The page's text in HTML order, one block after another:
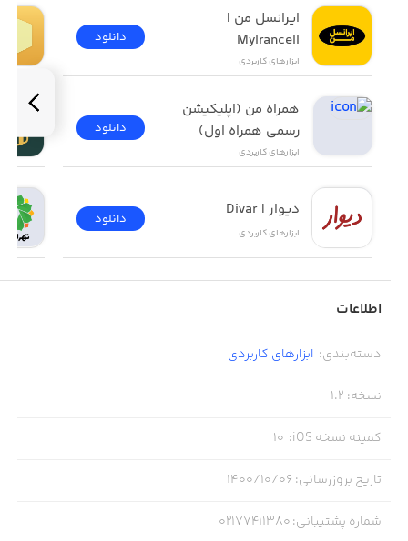
MyIrancell
ابزار‌های کاربردی
دانلود
رسمی همراه اول)
ابزار‌های کاربردی
دانلود
دیوار | Divar
ابزار‌های کاربردی
دانلود
اطلاعات
دسته‌بندی: ابزار‌های کاربردی
نسخه:
1.2
کمینه نسخه iOS :
10
تاریخ بروزرسانی: ۱۴۰۰/۱۰/۰۶
شماره پشتیبانی:
02177411380